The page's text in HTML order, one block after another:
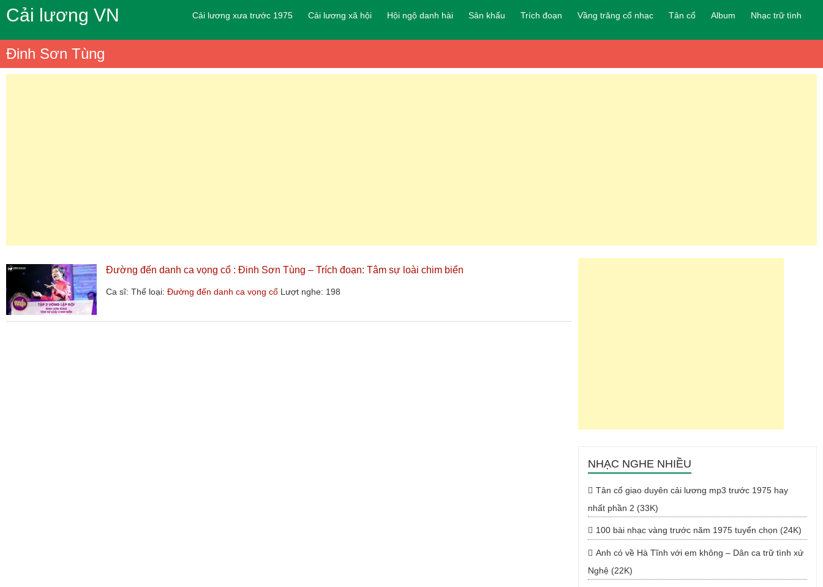
Cải lương VN Cải lương xưa trước 1975 Cải lương xã hội Hội ngộ danh hài Sân khấu Trích đoạn Vầng trăng cổ nhạc Tân cổ Album Nhạc trữ tình
Đinh Sơn Tùng
Đường đến danh ca vọng cổ : Đinh Sơn Tùng – Trích đoạn: Tâm sự loài chim biển
Ca sĩ: Thể loại: Đường đến danh ca vọng cổ Lượt nghe: 198
NHẠC NGHE NHIỀU
Tân cổ giao duyên cải lương mp3 trước 1975 hay
nhất phần 2 (33K)
100 bài nhạc vàng trước năm 1975 tuyển chọn (24K)
Anh có về Hà Tĩnh với em không – Dân ca trữ tình xứ
Nghệ (22K)